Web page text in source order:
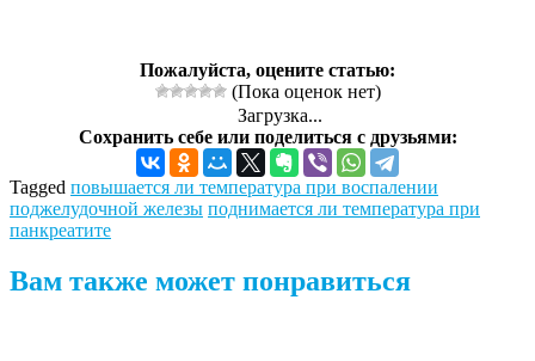
Пожалуйста, оцените статью:
(Пока оценок нет)
Загрузка...
Сохранить себе или поделиться с друзьями:
Tagged повышается ли температура при воспалении
поджелудочной железы поднимается ли температура при
панкреатите
Вам также может понравиться